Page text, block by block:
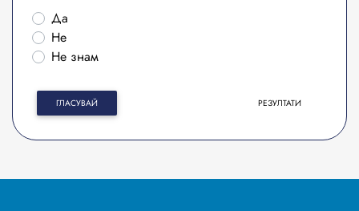
Да
Не
Не знам
ГЛАСУВАЙ РЕЗУЛТАТИ